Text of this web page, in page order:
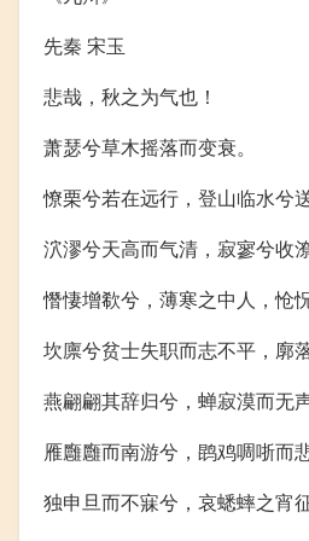
先秦 宋玉
悲哉，秋之为气也！
萧瑟兮草木摇落而变衰。
憭栗兮若在远行，登山临水兮送
泬漻兮天高而气清，寂寥兮收
憯悽增欷兮，薄寒之中人，怆
坎廪兮贫士失职而志不平，廓
燕翩翩其辞归兮，蝉寂漠而无声
雁廱廱而南游兮，鹍鸡啁哳而悲
独申旦而不寐兮，哀蟋蟀之宵征